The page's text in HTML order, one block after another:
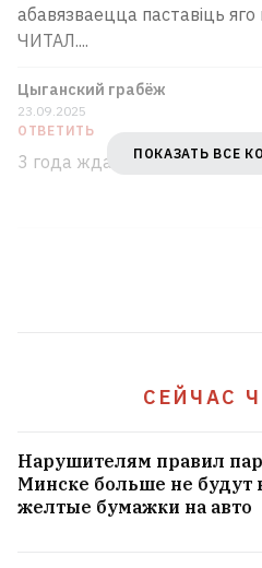
абавязваецца паставіць
ЧИТАЛ....
Цыганский грабёж
23.09.2025
ОТВЕТИТЬ
3 года ждали покаПОКАЗАТЬ ВСЕ
СЕЙЧАС
Нарушителям правил
Минске больше не будут
желтые бумажки на авто